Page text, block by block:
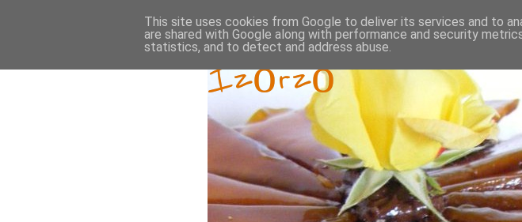
Ízőrző
This site uses cookies from Google to deliver its services and to
are shared with Google along with performance and security
statistics, and to detect and address abuse.